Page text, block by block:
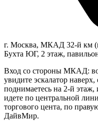
г. Москва, МКАД 32-й км
Бухта ЮГ, 2 этаж,
Вход со стороны МКАД:
увидите эскалатор
поднимаетесь на 2-й этаж,
идете по центральной
торгового цента, по
ДайвМир.